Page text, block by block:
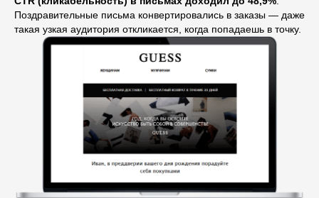
Поздравительные письма конвертировались в заказы — даже
такая узкая аудитория откликается, когда попадаешь в точку.